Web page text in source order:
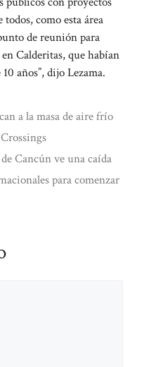
como esta área
de reunión para
Calderitas, que habían
años”, dijo Lezama.
a la masa de aire frío
Cancún ve una caída
para comenzar